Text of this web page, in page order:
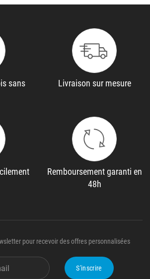
sans
Livraison sur mesure
Remboursement garanti en
48h
pour recevoir des offres personnalisées
S'inscrire